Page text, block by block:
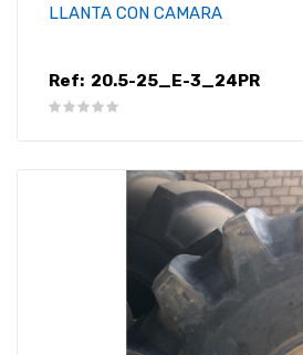
LLANTA CON CAMARA
Ref: 20.5-25_E-3_24PR